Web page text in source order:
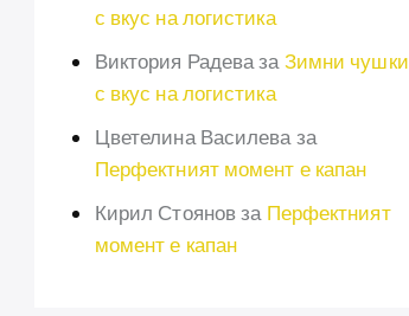
с вкус на логистика
Виктория Радеваза Зимни чушки
с вкус на логистика
Цветелина Василева за
Перфектният момент е капан
Кирил Стояновза Перфектният
момент е капан